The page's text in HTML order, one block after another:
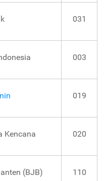
031
003
019
Kencana 020
(BJB) 110